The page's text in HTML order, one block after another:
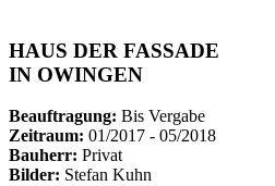
HAUS DER FASSADE
IN OWINGEN
Beauftragung: Bis Vergabe
Zeitraum: 01/2017 - 05/2018
Bauherr: Privat
Bilder: Stefan Kuhn